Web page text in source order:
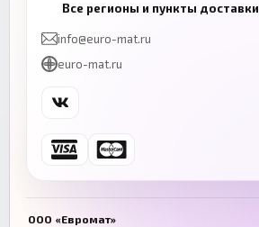
+7 (843) 206-01-30
Челябинск
+7 (343) 300-99-67
Ростов-на-Дону
+7 (863) 333-50-75
Все регионы и пункты доставки
info@euro-mat.ru
euro-mat.ru
ООО «Евромат»